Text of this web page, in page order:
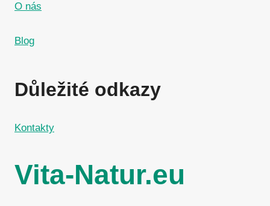
O nás
Blog
Důležité odkazy
Kontakty
Vita-Natur.eu